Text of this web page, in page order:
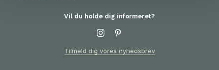
Vil du holde dig informeret?
Tilmeld dig vores nyhedsbrev